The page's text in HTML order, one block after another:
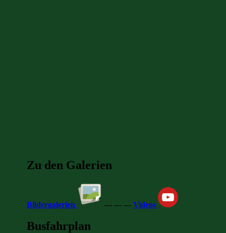
Zu den Galerien
Bildergalerien --- --- --- Videos
Busfahrplan